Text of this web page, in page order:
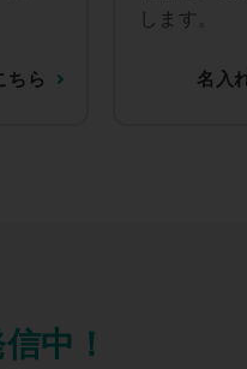
ちら
します。
名入
中！